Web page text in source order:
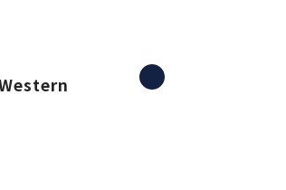
Western